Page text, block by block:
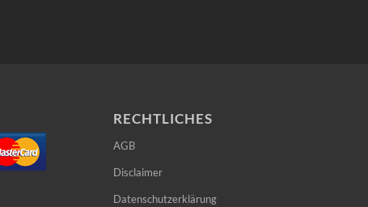
RECHTLICHES
AGB
Disclaimer
Datenschutzerklärung